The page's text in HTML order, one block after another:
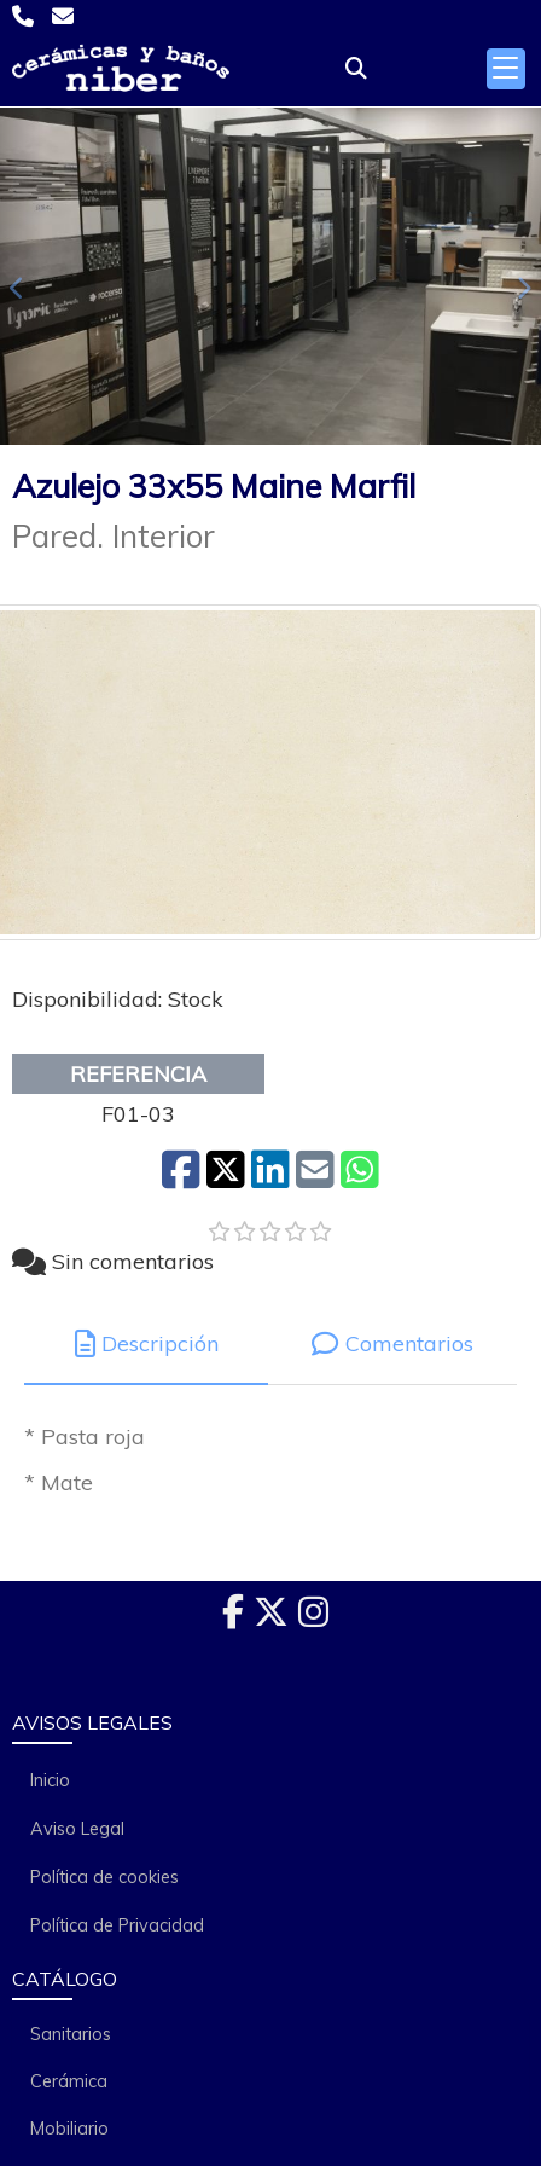
Anterior
Azulejo 33x55 Maine Marfil
Pared. Interior
Disponibilidad: Stock
REFERENCIA
F01-03
Sin comentarios
Descripción Comentarios
* Pasta roja
* Mate
AVISOS LEGALES
Inicio
Aviso Legal
Política de cookies
Política de Privacidad
CATÁLOGO
Sanitarios
Cerámica
Mobiliario